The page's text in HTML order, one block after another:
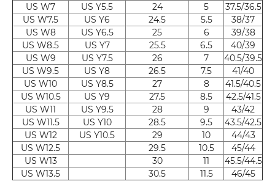
US W7
US Y5.5 24 5
37.5/36.5
US W7.5
US Y6 24.5 5.5
38/37
US W8
US Y6.5 25 6
39/38
US W8.5
US Y7 25.5 6.5
40/39
US W9
US Y7.5 26 7
40.5/39.5
US W9.5
US Y8 26.5 7.5
41/40
US W10
US Y8.5 27 8
41.5/40.5
US W10.5
US Y9 27.5 8.5
42.5/41.5
US W11
US Y9.5 28 9
43/42
US W11.5
US Y10 28.5 9.5
43.5/42.5
US W12
US Y10.5 29 10
44/43
US W12.5
29.5 10.5
45/44
US W13
30 11
45.5/44.5
US W13.5
30.5 11.5 46/45